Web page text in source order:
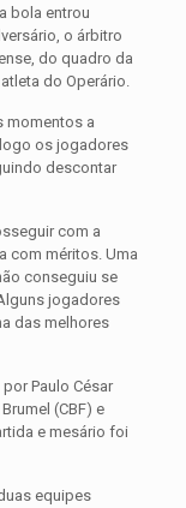
bola entrou
o árbitro
do quadro da
do Operário.
momentos a
os jogadores
descontar
com a
com méritos. Uma
conseguiu se
jogadores
das melhores
Paulo César
(CBF) e
e mesário foi
equipes